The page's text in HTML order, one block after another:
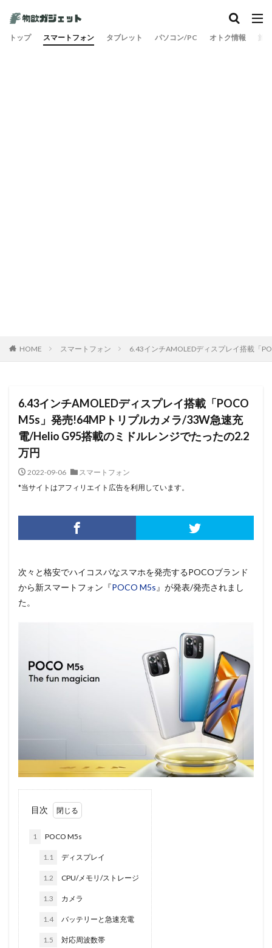
トップ スマートフォン タブレット パソコン/PC オトク情報 旅
HOME スマートフォン 6.43インチAMOLEDディスプレイ搭載「
6.43インチAMOLEDディスプレイ搭載「POCO
M5s」発売!64MPトリプルカメラ/33W急速充
電/Helio G95搭載のミドルレンジでたったの2.2
万円
2022-09-06
スマートフォン
*当サイトはアフィリエイト広告を利用しています。
次々と格安でハイコスパなスマホを発売するPOCOブランド
から新スマートフォン『POCO M5s 』が発表/発売されまし
た。
目次
1 POCO M5s
1.1 ディスプレイ
1.2 CPU/メモリ/ストレージ
1.3 カメラ
1.4 バッテリーと急速充電
1.5 対応周波数帯
カテゴリー